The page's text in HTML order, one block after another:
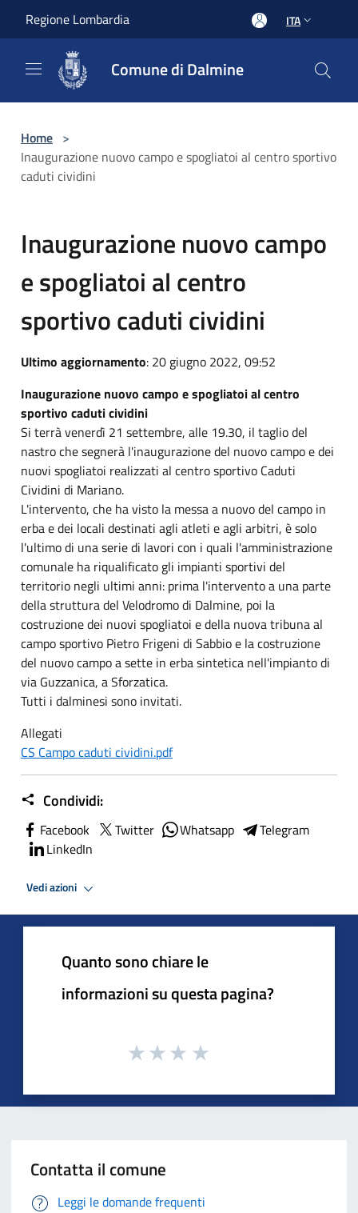
Regione Lombardia ITA
Comune di Dalmine
Home >
Inaugurazione nuovo campo e spogliatoi al centro sportivo
caduti cividini
Inaugurazione nuovo campo
e spogliatoi al centro
sportivo caduti cividini
Ultimo aggiornamento: 20 giugno 2022, 09:52
Inaugurazione nuovo campo e spogliatoi al centro
sportivo caduti cividini
Si terrà venerdì 21 settembre, alle 19.30, il taglio del
nastro che segnerà l'inaugurazione del nuovo campo e dei
nuovi spogliatoi realizzati al centro sportivo Caduti
Cividini di Mariano.
L'intervento, che ha visto la messa a nuovo del campo in
erba e dei locali destinati agli atleti e agli arbitri, è solo
l'ultimo di una serie di lavori con i quali l'amministrazione
comunale ha riqualificato gli impianti sportivi del
territorio negli ultimi anni: prima l'intervento a una parte
della struttura del Velodromo di Dalmine, poi la
costruzione dei nuovi spogliatoi e della nuova tribuna al
campo sportivo Pietro Frigeni di Sabbio e la costruzione
del nuovo campo a sette in erba sintetica nell'impianto di
via Guzzanica, a Sforzatica.
Tutti i dalminesi sono invitati.
Allegati
CS Campo caduti cividini.pdf
Condividi:
Facebook Twitter Whatsapp
Telegram
LinkedIn
Vedi azioni
Quanto sono chiare le
informazioni su questa pagina?
Contatta il comune
Leggi le domande frequenti